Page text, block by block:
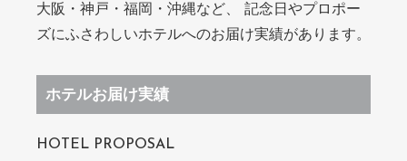
大阪・神戸・福岡・沖縄など、 記念日やプロポー
ズにふさわしいホテルへのお届け実績があります。
ホテルお届け実績
HOTEL PROPOSAL